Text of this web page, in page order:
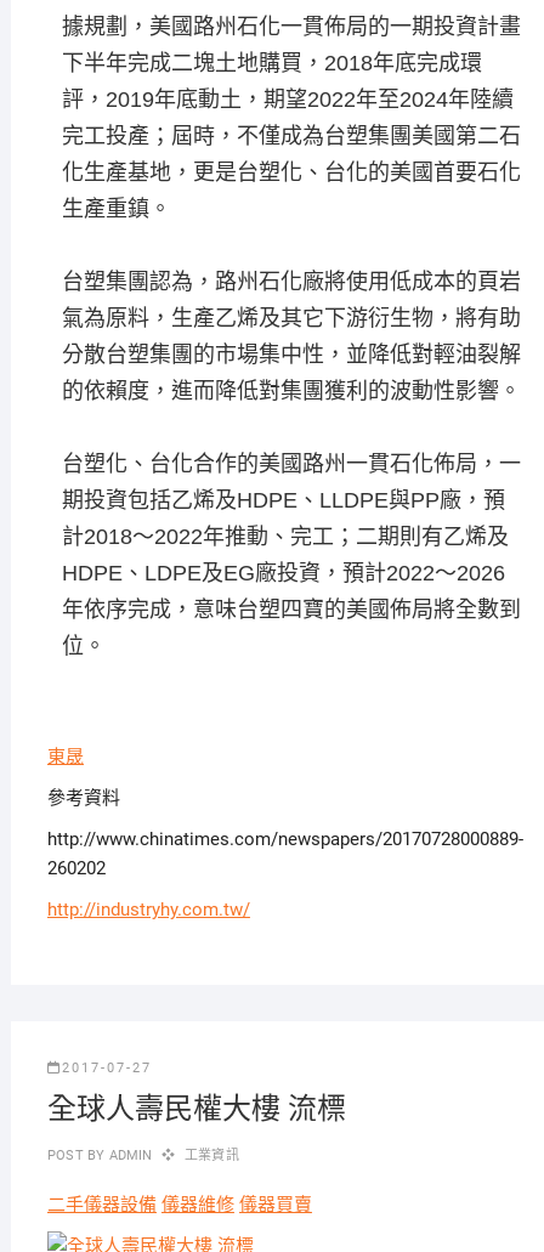
據規劃，美國路州石化一貫佈局的一期投資計畫
下半年完成二塊土地購買，2018年底完成環
評，2019年底動土，期望2022年至2024年陸續
完工投產；屆時，不僅成為台塑集團美國第二石
化生產基地，更是台塑化、台化的美國首要石化
生產重鎮。
台塑集團認為，路州石化廠將使用低成本的頁岩
氣為原料，生產乙烯及其它下游衍生物，將有助
分散台塑集團的市場集中性，並降低對輕油裂解
的依賴度，進而降低對集團獲利的波動性影響。
台塑化、台化合作的美國路州一貫石化佈局，一
期投資包括乙烯及HDPE、LLDPE與PP廠，預
計2018～2022年推動、完工；二期則有乙烯及
HDPE、LDPE及EG廠投資，預計2022～2026
年依序完成，意味台塑四寶的美國佈局將全數到
位。
東晟
參考資料
http://www.chinatimes.com/newspapers/20170728000889-
260202
http://industryhy.com.tw/
2017-07-27
全球人壽民權大樓 流標
POST BY ADMIN 工業資訊
二手儀器設備 儀器維修 儀器買賣